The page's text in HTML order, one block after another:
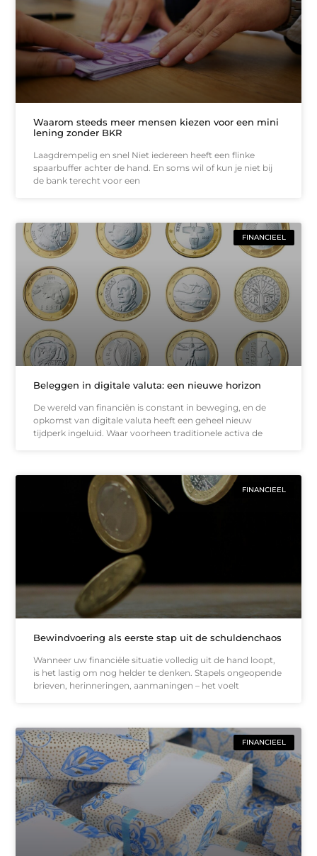
Waarom steeds meer mensen kiezen voor een mini
lening zonder BKR
Laagdrempelig en snel Niet iedereen heeft een flinke
spaarbuffer achter de hand. En soms wil of kun je niet bij
de bank terecht voor een
FINANCIEEL
Beleggen in digitale valuta: een nieuwe horizon
De wereld van financiën is constant in beweging, en de
opkomst van digitale valuta heeft een geheel nieuw
tijdperk ingeluid. Waar voorheen traditionele activa de
FINANCIEEL
Bewindvoering als eerste stap uit de schuldenchaos
Wanneer uw financiële situatie volledig uit de hand loopt,
is het lastig om nog helder te denken. Stapels ongeopende
brieven, herinneringen, aanmaningen – het voelt
FINANCIEEL